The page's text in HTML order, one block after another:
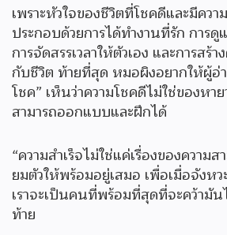
เพราะหัวใจของชีวิตที่โชคดีและมีคว
ประกอบด้วยการได้ทำงานที่รัก การ
การจัดสรรเวลาให้ตัวเอง และการสร้
กับชีวิต ท้ายที่สุด หมอผิงอยากให้ผู้อ่
โชค” เห็นว่าความโชคดีไม่ใช่ของห
สามารถออกแบบและฝึกได้
“ความสำเร็จไม่ใช่แค่เรื่องของความ
ยมตัวให้พร้อมอยู่เสมอ เพื่อเมื่อจังหว
เราจะเป็นคนที่พร้อมที่สุดที่จะคว้ามัน
ท้าย